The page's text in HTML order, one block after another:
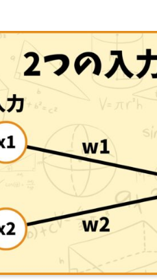
報・エネルギーを総合した
そのシステムから得られる
分析・設計の原理・方法と
験を利用する。
– Wikipedia
経営、経済